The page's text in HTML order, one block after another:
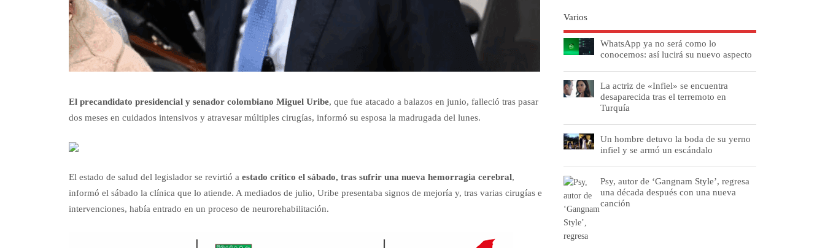
El precandidato presidencial y senador colombiano Miguel Uribe, que fue atacado a balazos en junio, falleció tras pasar
dos meses en cuidados intensivos y atravesar múltiples cirugías, informó su esposa la madrugada del lunes.
El estado de salud del legislador se revirtió a estado crítico el sábado, tras sufrir una nueva hemorragia cerebral,
informó el sábado la clínica que lo atiende. A mediados de julio, Uribe presentaba signos de mejoría y, tras varias cirugías e
intervenciones, había entrado en un proceso de neurorehabilitación.
Varios
WhatsApp ya no será como lo
conocemos: así lucirá su nuevo aspecto
La actriz de «Infiel» se encuentra
desaparecida tras el terremoto en
Turquía
Un hombre detuvo la boda de su yerno
infiel y se armó un escándalo
Psy, autor de ‘Gangnam Style’, regresa
una década después con una nueva
canción